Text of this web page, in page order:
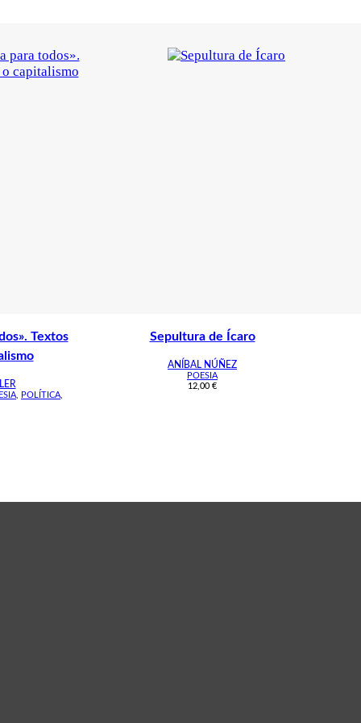
Textos
POLÍTICA
Sepultura de Ícaro
ANÍBAL NÚÑEZ
POESIA
12,00 €